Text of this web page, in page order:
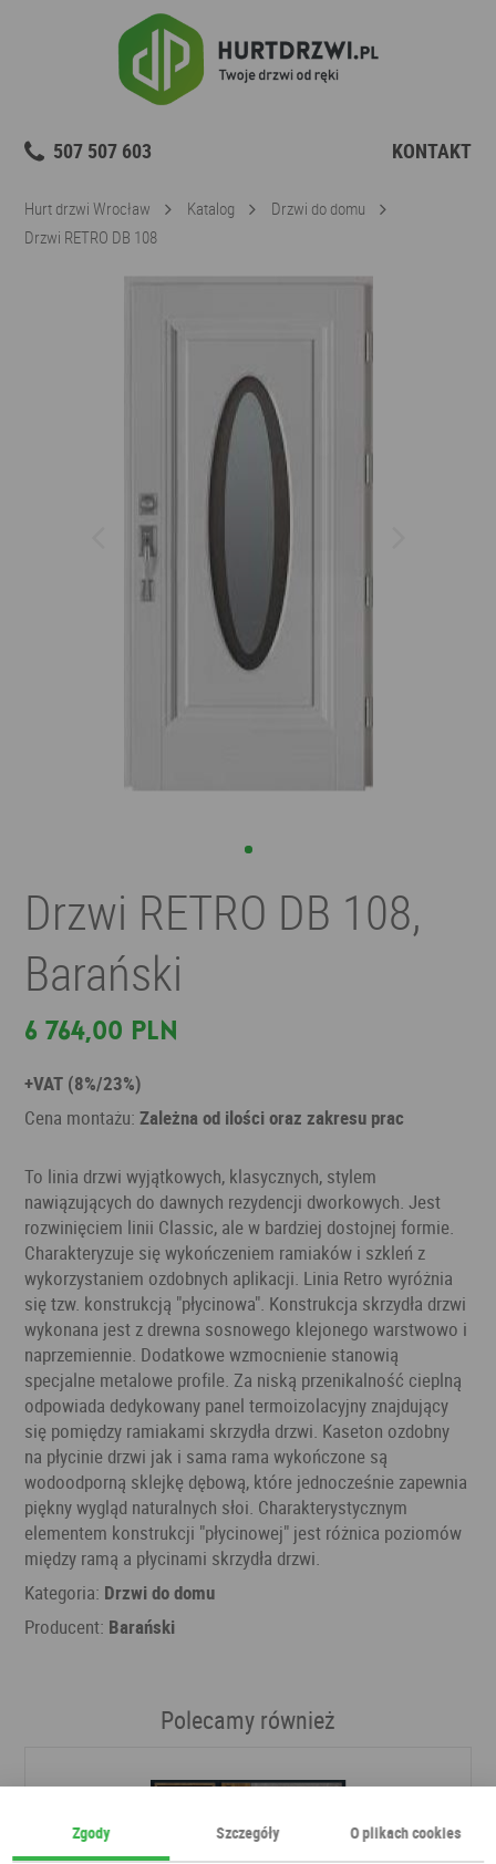
507 507 603 KONTAKT
Hurt drzwi Wrocław Katalog
Drzwi do domu
Drzwi RETRO DB 108
Drzwi RETRO DB 108,
Barański
6 764,00 PLN
+VAT (8%/23%)
Cena montażu:Zależna od ilości oraz zakresu prac
To linia drzwi wyjątkowych, klasycznych, stylem
nawiązujących do dawnych rezydencji dworkowych. Jest
rozwinięciem linii Classic, ale w bardziej dostojnej formie.
Charakteryzuje się wykończeniem ramiaków i szkleń z
wykorzystaniem ozdobnych aplikacji. Linia Retro wyróżnia
się tzw. konstrukcją "płycinowa". Konstrukcja skrzydła drzwi
wykonana jest z drewna sosnowego klejonego warstwowo i
naprzemiennie. Dodatkowe wzmocnienie stanowią
specjalne metalowe profile. Za niską przenikalność cieplną
odpowiada dedykowany panel termoizolacyjny znajdujący
się pomiędzy ramiakami skrzydła drzwi. Kaseton ozdobny
na płycinie drzwi jak i sama rama wykończone są
wodoodporną sklejkę dębową, które jednocześnie zapewnia
piękny wygląd naturalnych słoi. Charakterystycznym
elementem konstrukcji "płycinowej" jest różnica poziomów
między ramą a płycinami skrzydła drzwi.
Kategoria: Drzwi do domu
Producent: Barański
Polecamy również
Zgody Szczegóły O plikach cookies